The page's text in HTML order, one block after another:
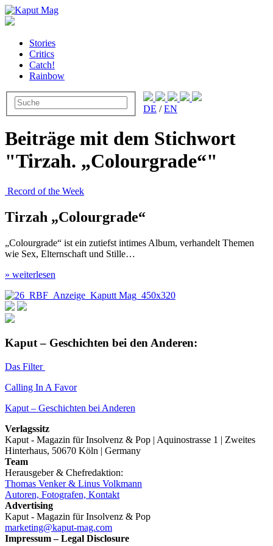
Stories
Critics
Catch!
Rainbow
DE /EN
Beiträge mit dem Stichwort
"Tirzah. „Colourgrade“"
Record of the Week
Tirzah „Colourgrade“
„Colourgrade“ ist ein zutiefst intimes Album, verhandelt Themen
wie Sex, Elternschaft und Stille…
» weiterlesen
Kaput – Geschichten bei den Anderen:
Das Filter
Calling In A Favor
Kaput – Geschichten bei Anderen
Verlagssitz
Kaput - Magazin für Insolvenz & Pop | Aquinostrasse 1 | Zweites
Hinterhaus, 50670 Köln | Germany
Team
Herausgeber & Chefredaktion:
Thomas Venker & Linus Volkmann
Autoren, Fotografen, Kontakt
Advertising
Kaput - Magazin für Insolvenz & Pop
marketing@kaput-mag.com
Impressum – Legal Disclosure